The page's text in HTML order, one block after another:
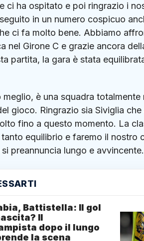
ci ha ospitato e poi ringrazio i
in un numero cospicuo
ci fa molto bene. Abbiamo
nel Girone C e grazie ancora
partita, la gara è stata
è una squadra
gioco. Ringrazio sia Siviglia
fino a questo momento. La
tanto equilibrio e faremo il
preannuncia lungo e avvincente.
Battistella: Il gol
Il
dopo il lungo
la scena